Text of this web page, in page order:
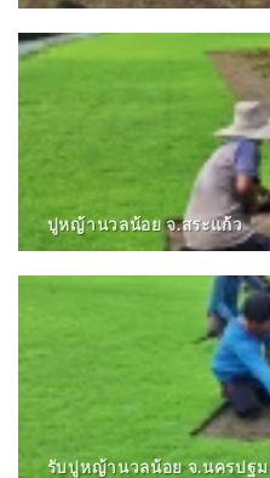
ปูหญ้านวลน้อย จ.สระแก้ว
รับปูหญ้านวลน้อย จ.นครปฐม